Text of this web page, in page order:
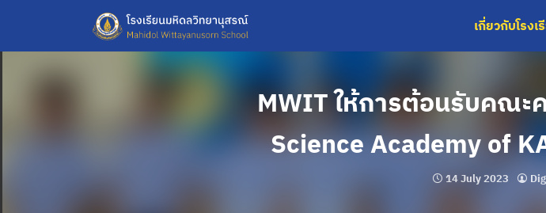
content
เกี่ยวกับโรงเ
MWIT ให้การต้อนรับคณะ
Science Academy of
14 July 2023